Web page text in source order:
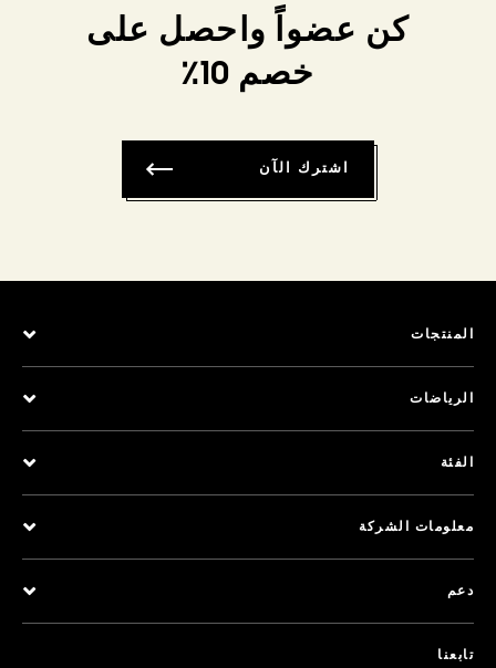
كن عضواً واحصل على
خصم 10٪
اشترك الآن
المنتجات
الرياضات
الفئة
معلومات الشركة
دعم
تابعنا